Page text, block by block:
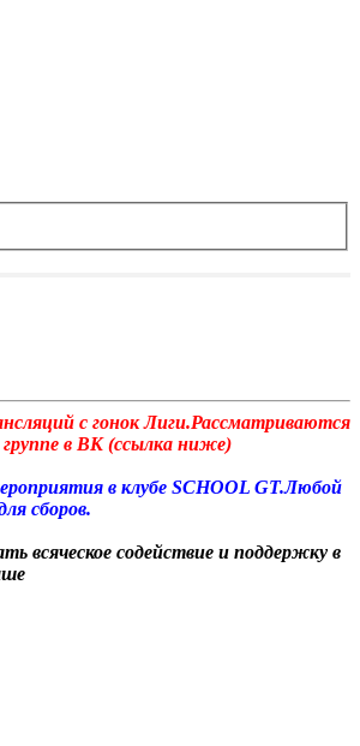
с гонок Лиги.Рассматриваются
в ВК (ссылка ниже)
в клубе SCHOOL GT.Любой
сборов.
всяческое содействие и поддержку в